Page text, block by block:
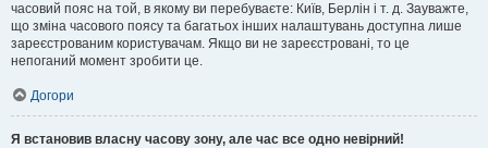
часовий пояс на той, в якому ви перебуваєте: Київ, Берлін і т. д. Зауважте,
що зміна часового поясу та багатьох інших налаштувань доступна лише
зареєстрованим користувачам. Якщо ви не зареєстровані, то це
непоганий момент зробити це.
Догори
Я встановив власну часову зону, але час все одно невірний!